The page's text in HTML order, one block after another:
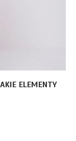
ELEMENTY